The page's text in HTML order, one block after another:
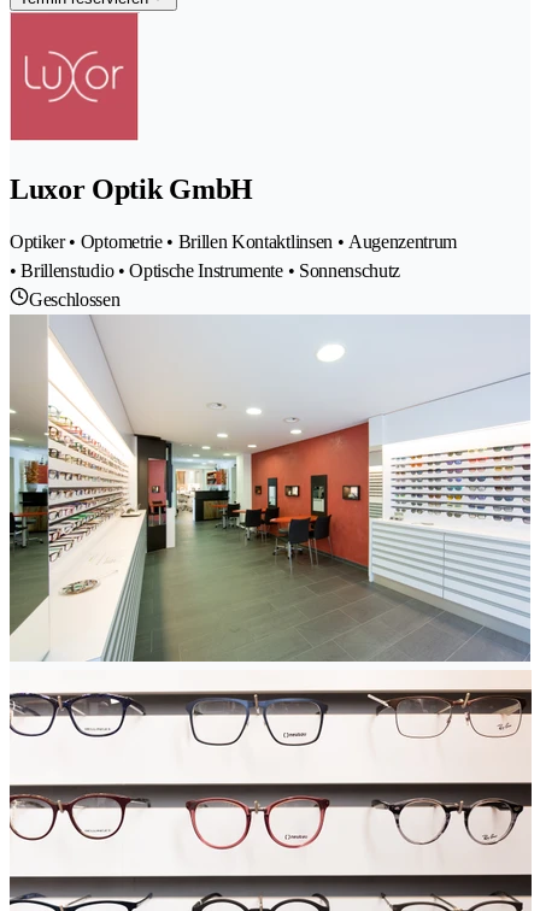
Luxor Optik GmbH
Optiker • Optometrie • Brillen Kontaktlinsen • Augenzentrum
• Brillenstudio • Optische Instrumente • Sonnenschutz
Geschlossen